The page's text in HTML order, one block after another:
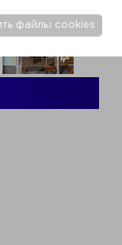
файлы cookies